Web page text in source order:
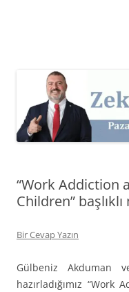
“Work Addiction
Children”
Bir Cevap Yazın
Gülbeniz Akduman
hazırladığımız